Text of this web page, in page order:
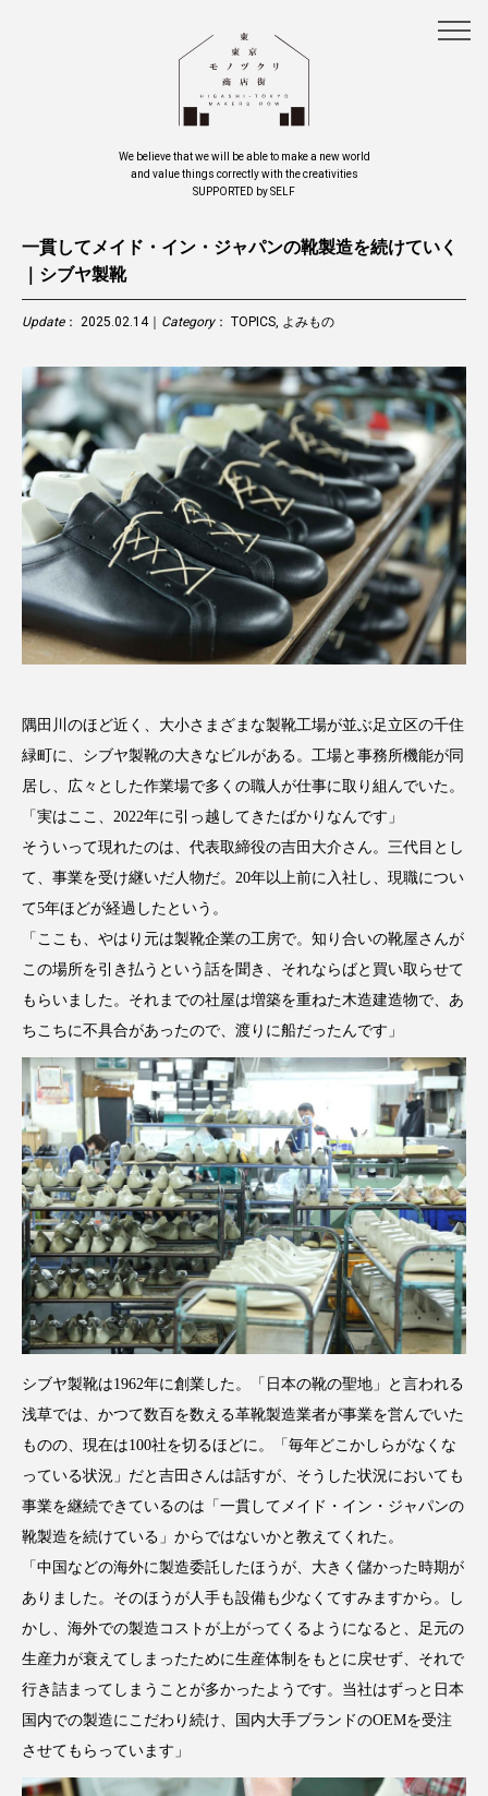
We believe that we will be able to make a new world
and value things correctly with the creativities
SUPPORTED by SELF
一貫してメイド・イン・ジャパンの靴製造を続けていく
｜シブヤ製靴
Update： 2025.02.14｜ Category： TOPICS, よみもの
隅田川のほど近く、大小さまざまな製靴工場が並ぶ足立区の千住
緑町に、シブヤ製靴の大きなビルがある。工場と事務所機能が同
居し、広々とした作業場で多くの職人が仕事に取り組んでいた。
「実はここ、2022年に引っ越してきたばかりなんです」
そういって現れたのは、代表取締役の吉田大介さん。三代目とし
て、事業を受け継いだ人物だ。20年以上前に入社し、現職につい
て5年ほどが経過したという。
「ここも、やはり元は製靴企業の工房で。知り合いの靴屋さんが
この場所を引き払うという話を聞き、それならばと買い取らせて
もらいました。それまでの社屋は増築を重ねた木造建造物で、あ
ちこちに不具合があったので、渡りに船だったんです」
シブヤ製靴は1962年に創業した。「日本の靴の聖地」と言われる
浅草では、かつて数百を数える革靴製造業者が事業を営んでいた
ものの、現在は100社を切るほどに。「毎年どこかしらがなくな
っている状況」だと吉田さんは話すが、そうした状況においても
事業を継続できているのは「一貫してメイド・イン・ジャパンの
靴製造を続けている」からではないかと教えてくれた。
「中国などの海外に製造委託したほうが、大きく儲かった時期が
ありました。そのほうが人手も設備も少なくてすみますから。し
かし、海外での製造コストが上がってくるようになると、足元の
生産力が衰えてしまったために生産体制をもとに戻せず、それで
行き詰まってしまうことが多かったようです。当社はずっと日本
国内での製造にこだわり続け、国内大手ブランドのOEMを受注
させてもらっています」